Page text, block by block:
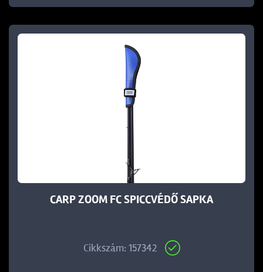
CARP ZOOM FC SPICCVÉDŐ SAPKA
Cikkszám: 157342